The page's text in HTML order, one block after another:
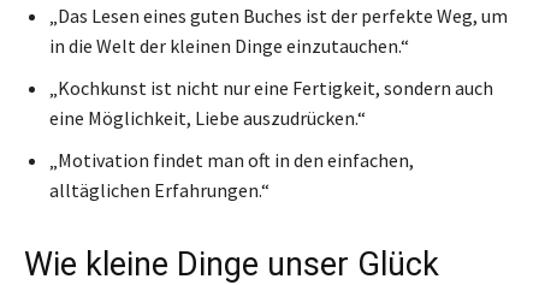
„Das Lesen eines guten Buches ist der perfekte Weg, um
in die Welt der kleinen Dinge einzutauchen.“
„Kochkunst ist nicht nur eine Fertigkeit, sondern auch
eine Möglichkeit, Liebe auszudrücken.“
„Motivation findet man oft in den einfachen,
alltäglichen Erfahrungen.“
Wie kleine Dinge unser Glück